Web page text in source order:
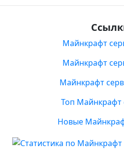
Майнкрафт
Майнкрафт
Майнкрафт
Топ Майнкрафт
Новые